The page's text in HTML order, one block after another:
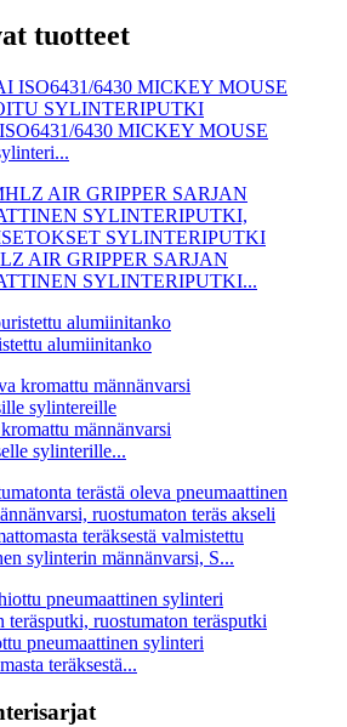
tuotteet
6430 MICKEY MOUSE
AIR GRIPPER SARJAN
SYLINTERIPUTKI...
alumiinitanko
männänvarsi
sylinterille...
teräksestä valmistettu
sylinterin männänvarsi, S...
pneumaattinen sylinteri
teräksestä...